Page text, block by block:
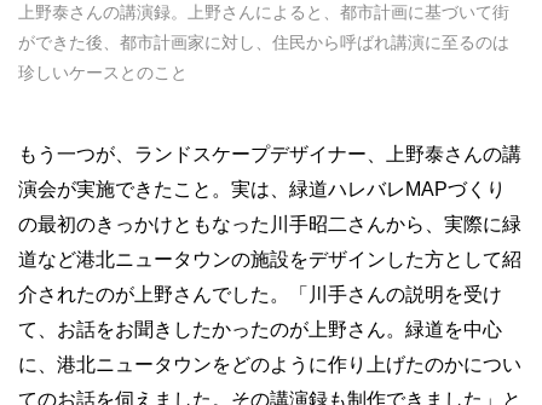
上野泰さんの講演録。上野さんによると、都市計画に基づいて街
ができた後、都市計画家に対し、住民から呼ばれ講演に至るのは
珍しいケースとのこと
もう一つが、ランドスケープデザイナー、上野泰さんの講
演会が実施できたこと。実は、緑道ハレバレMAPづくり
の最初のきっかけともなった川手昭二さんから、実際に緑
道など港北ニュータウンの施設をデザインした方として紹
介されたのが上野さんでした。「川手さんの説明を受け
て、お話をお聞きしたかったのが上野さん。緑道を中心
に、港北ニュータウンをどのように作り上げたのかについ
てのお話を伺えました。その講演録も制作できました」と